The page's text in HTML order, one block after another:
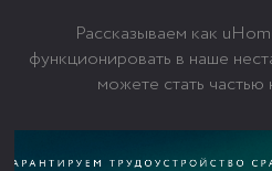
Рассказываем как
функционировать в наше
можете стать